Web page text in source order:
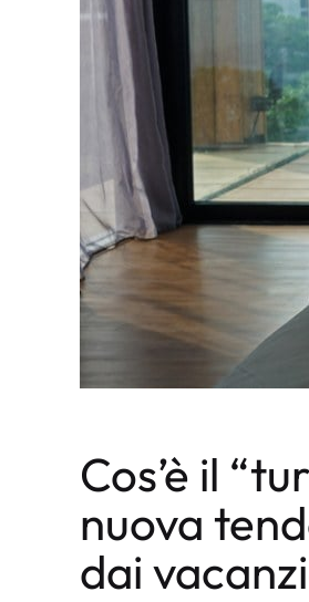
Cos’è il
nuova
dai